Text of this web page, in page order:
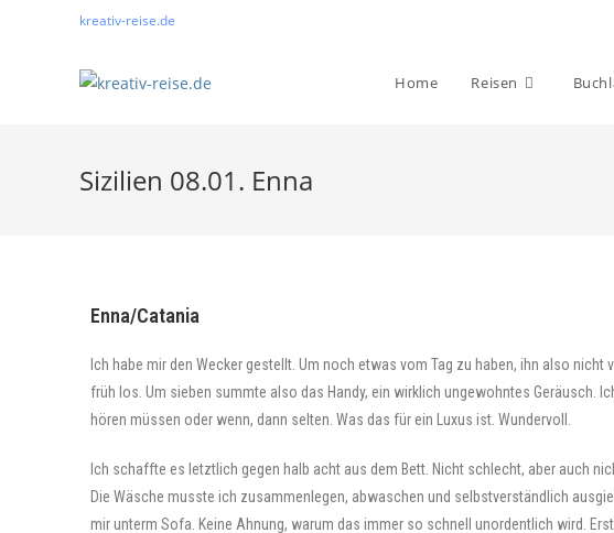
kreativ-reise.de
Home Reisen
Sizilien 08.01. Enna
Enna/Catania
Ich habe mir den Wecker gestellt. Um noch etwas vom Tag zu haben, ihn also
früh los. Um sieben summte also das Handy, ein wirklich ungewohntes Geräusch.
hören müssen oder wenn, dann selten. Was das für ein Luxus ist. Wundervoll.
Ich schaffte es letztlich gegen halb acht aus dem Bett. Nicht schlecht, aber auch
Die Wäsche musste ich zusammenlegen, abwaschen und selbstverständlich
mir unterm Sofa. Keine Ahnung, warum das immer so schnell unordentlich wird.